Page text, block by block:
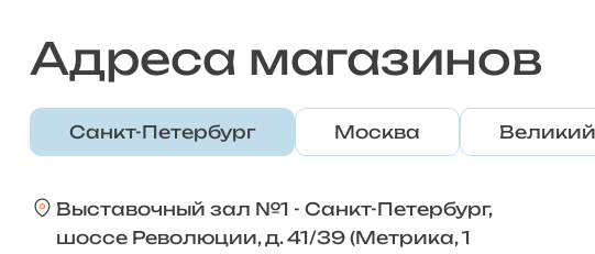
Адреса магазинов
Санкт-Петербург Москва
Выставочный зал №1 - Санкт-Петербург,
шоссе Революции, д. 41/39 (Метрика, 1